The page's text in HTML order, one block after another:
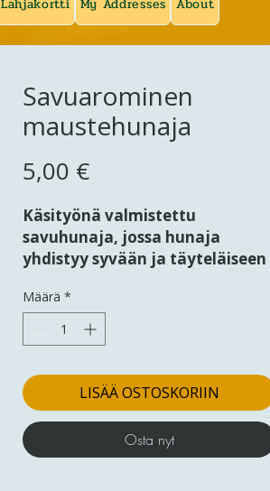
Lahjakortti My Addresses About
Savuarominen
maustehunaja
5,00 €Hinta
Käsityönä valmistettu
savuhunaja, jossa hunaja
yhdistyy syvään ja täyteläiseen
sekä rommi- ja viskitynnyreistä
peräisin oleva tammisavu
antavat hunajalle
luonteen.
Täydellinen lihan, merenelävien
ja salaattien maustamiseen –
Määrä *
LISÄÄ OSTOSKORIIN
Osta nyt